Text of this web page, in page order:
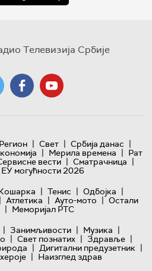
Телевизија Србије
Регион | Свет | Србија данас |
| Мерила времена | Рат
вести | Сматрачница |
ЕУ могућности 2026
| Тенис | Одбојка |
| Атлетика | Ауто-мото | Остали
| Меморијал РТС
| Занимљивости | Музика |
| Свет познатих | Здравље |
| Дигитални предузетник |
| Наизглед здрав